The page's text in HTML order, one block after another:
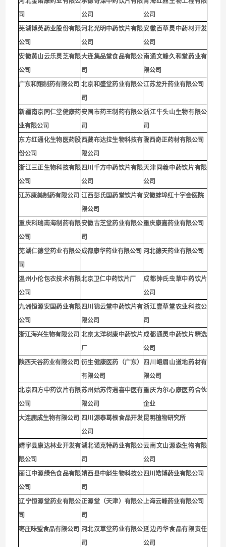
司
公司
公司
芜湖博英药业股份有限
公司
河北光明中药饮片有限
公司
安徽百草灵中药材开发
公司
安徽黄山云乐灵芝有限
公司
大连集品堂食品有限公
司
南通文峰久和堂药业有
限公司
广东和翔制药有限公司 北京和盛堂药业有限公
司
江苏龙升药业有限公司
新疆南京同仁堂健康药
业有限公司
安国市药王制药有限公
司
浙江牛头山生物有限公
司
东方红通化生物医药股
份公司
西藏布达拉生物科技有
限公司
陇西奇正药材有限公司
浙江三正生物科技有限
公司
四川千方中药饮片有限
公司
天津同羲中药饮片有限
公司
江苏康美制药有限公司 江西彭氏国药堂饮片有
限公司
安徽蚌埠红十字会医院
重庆科瑞南海制药有限
公司
安徽古芝堂药业有限公
司
重庆康嘉药业有限公司
芜湖仁德堂药业有限公
司
成都康华药业有限公司 河北德天药业有限公司
温州小伦包衣技术有限
公司
北京卫仁中药饮片厂
成都钟氏虫草中药饮片
公司
九洲恒源安国药业有限
公司
四川锦云堂中药饮片有
限公司
浙江壹草堂农业科技公
司
浙江海兴生物有限公司 北京太洋树康中药饮片
厂
成都通灵中药饮片精选
公司
陕西天谷药业有限公司 衍生健康医药（广东）
有限公司
四川峨眉山道地药材有
限公司
北京四方中药饮片有限
公司
苏州姑苏传遇喜中医有
限公司
重庆为尔心康医药合伙
企业
大连鹿成生物有限公司 四川源泰葛根食品开发
公司
昆明植物研究所
靖宇县康达林业开发有
限公司
湖北诺克特药业有限公
司
云南文山源森生物有限
公司
丽江中源绿色食品有限
公司
靖西县中斛生物科技公
司
四川皓博药业有限公司
辽宁恒源堂药业有限公
司
正源堂（天津）有限公
司
上海云峰药业有限公司
枣庄味盟食品有限公司 河北汉草堂药业有限公
司
延边丹华食品有限责任
公司